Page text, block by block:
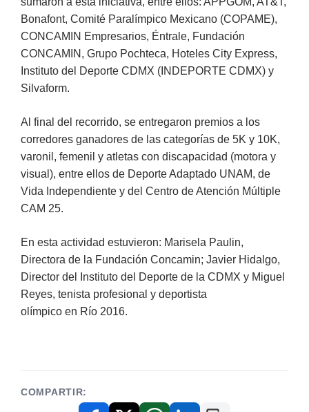
Bonafont, Comité Paralímpico Mexicano (COPAME),
CONCAMIN Empresarios, Éntrale, Fundación
CONCAMIN, Grupo Pochteca, Hoteles City Express,
Instituto del Deporte CDMX (INDEPORTE CDMX) y
Silvaform.
Al final del recorrido, se entregaron premios a los
corredores ganadores de las categorías de 5K y 10K,
varonil, femenil y atletas con discapacidad (motora y
visual), entre ellos de Deporte Adaptado UNAM, de
Vida Independiente y del Centro de Atención Múltiple
CAM 25.
En esta actividad estuvieron: Marisela Paulin,
Directora de la Fundación Concamin; Javier Hidalgo,
Director del Instituto del Deporte de la CDMX y Miguel
Reyes, tenista profesional y deportista
olímpico en Río 2016.
COMPARTIR: